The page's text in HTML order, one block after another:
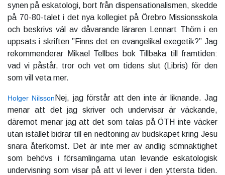
synen på eskatologi, bort från dispensationalismen, skedde
på 70-80-talet i det nya kollegiet på Örebro Missionsskola
och beskrivs väl av dåvarande läraren Lennart Thörn i en
uppsats i skriften ”Finns det en evangelikal exegetik?” Jag
rekommenderar Mikael Tellbes bok Tillbaka till framtiden:
vad vi påstår, tror och vet om tidens slut (Libris) för den
som vill veta mer.
Holger Nilsson Nej, jag förstår att den inte är liknande. Jag
menar att det jag skriver och undervisar är väckande,
däremot menar jag att det som talas på ÖTH inte väcker
utan istället bidrar till en nedtoning av budskapet kring Jesu
snara återkomst. Det är inte mer av andlig sömnaktighet
som behövs i församlingarna utan levande eskatologisk
undervisning som visar på att vi lever i den yttersta tiden.